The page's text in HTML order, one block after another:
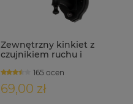
Zewnętrzny kinkiet z
czujnikiem ruchu i
165 ocen
69,00 zł